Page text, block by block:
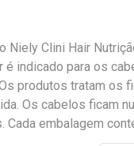
Niely Clini Hair
é indicado para os
produtos tratam os
Os cabelos ficam
Cada embalagem